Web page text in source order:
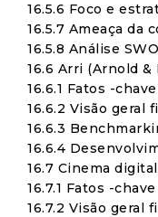
16.5.6 Foco e
16.5.7 Ameaça da
16.5.8 Análise
16.6 Arri (Arnold
16.6.1 Fatos -chave
16.6.2 Visão geral
16.6.3
16.6.4
16.7 Cinema
16.7.1 Fatos -chave
16.7.2 Visão geral